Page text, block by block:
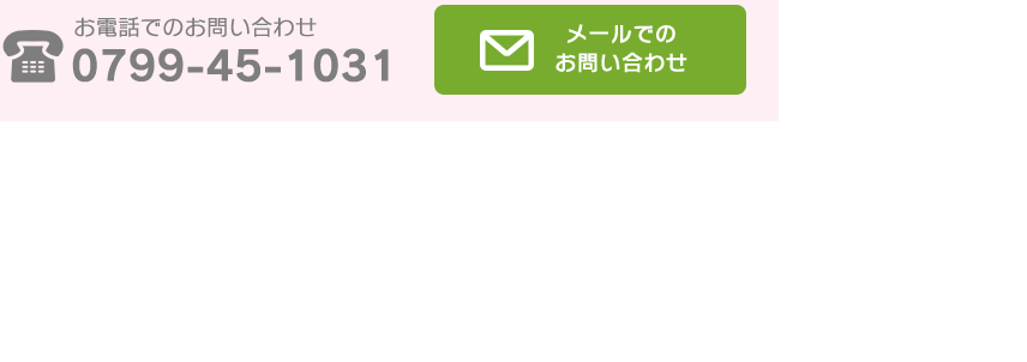
2026/06/02 ユーカリ通信6月号（vol.383）を発行しました。